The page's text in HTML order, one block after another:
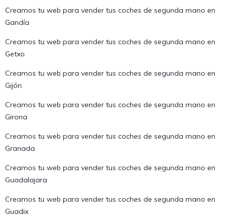
Creamos tu web para vender tus coches de segunda mano en
Gandía
Creamos tu web para vender tus coches de segunda mano en
Getxo
Creamos tu web para vender tus coches de segunda mano en
Gijón
Creamos tu web para vender tus coches de segunda mano en
Girona
Creamos tu web para vender tus coches de segunda mano en
Granada
Creamos tu web para vender tus coches de segunda mano en
Guadalajara
Creamos tu web para vender tus coches de segunda mano en
Guadix